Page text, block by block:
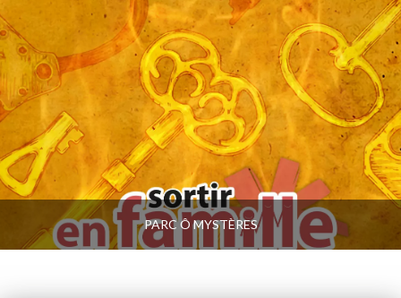
PARC Ô MYSTÈRES